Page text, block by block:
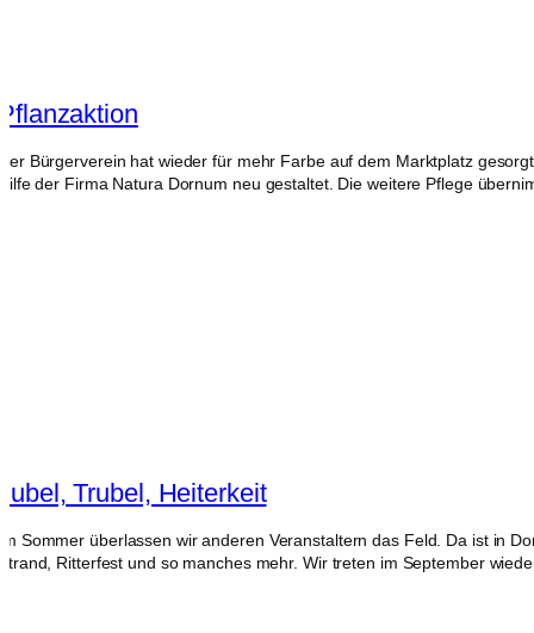
Bürgerverein hat wieder für mehr Farbe auf dem Marktplatz
der Firma Natura Dornum neu gestaltet. Die weitere Pflege
Trubel, Heiterkeit
Sommer überlassen wir anderen Veranstaltern das Feld. Da ist in
Ritterfest und so manches mehr. Wir treten im September